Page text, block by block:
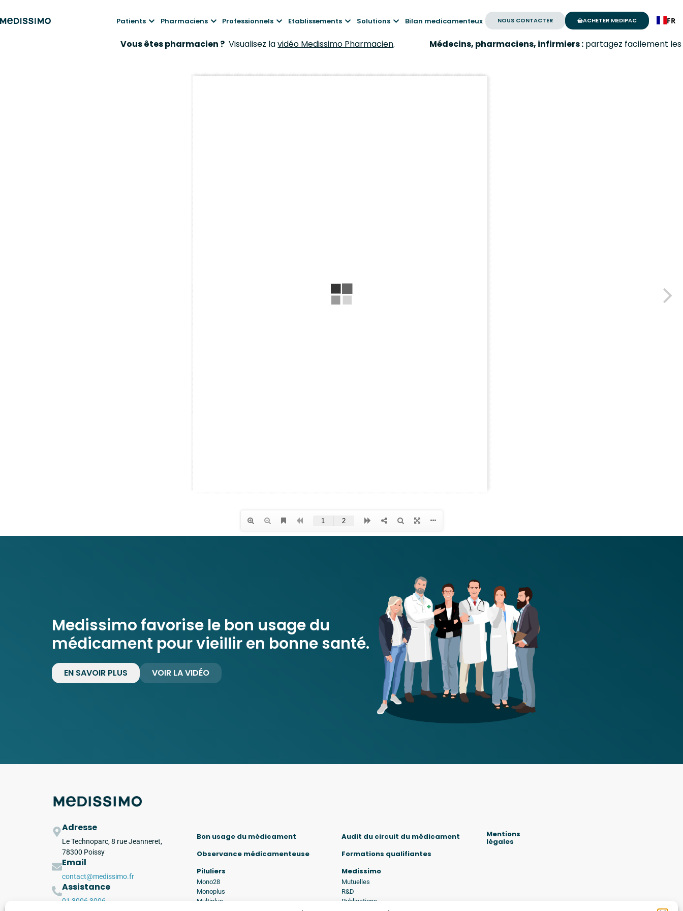
Patients Pharmaciens Professionnels Etablissements Solutions Bilan medicamenteux NOUS CONTACTER ACHETER MEDIPAC FR
Vous êtes pharmacien ?Visualisez lavidéo Medissimo Pharmacien.Médecins, pharmaciens, infirmiers :partagez facilement lesbilans
Medissimo favorise le bon usage du
médicament pour vieillir en bonne santé.
EN SAVOIR PLUS VOIR LA VIDÉO
Adresse
Le Technoparc, 8 rue Jeanneret,
78300 Poissy
Email
contact@medissimo.fr
Assistance
01 3006 3006
Bon usage du médicament
Observance médicamenteuse
Piluliers
Mono28
Monoplus
Multiplus
Audit du circuit du médicament
Formations qualifiantes
Medissimo
Mutuelles
R&D
Publications
Mentions
légales